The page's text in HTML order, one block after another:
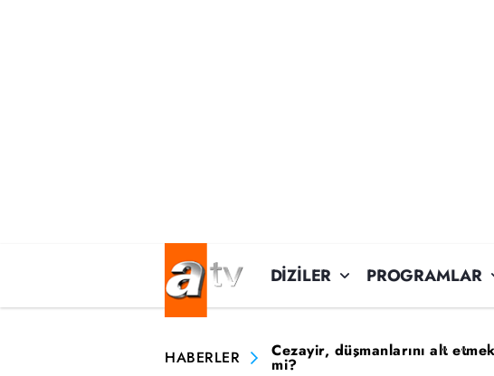
DİZİLER PROGRAMLAR
HABERLER Cezayir, düşmanlarını alt
mi?